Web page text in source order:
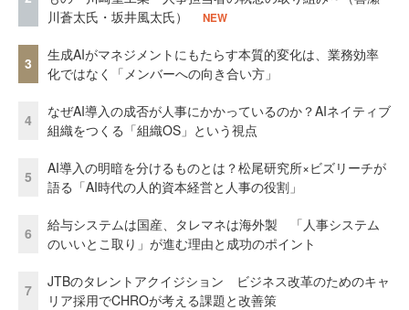
川蒼太氏・坂井風太氏）
NEW
3
生成AIがマネジメントにもたらす本質的変化は、業務効率
化ではなく「メンバーへの向き合い方」
4
なぜAI導入の成否が人事にかかっているのか？AIネイティブ
組織をつくる「組織OS」という視点
5
AI導入の明暗を分けるものとは？松尾研究所×ビズリーチが
語る「AI時代の人的資本経営と人事の役割」
6
給与システムは国産、タレマネは海外製 「人事システム
のいいとこ取り」が進む理由と成功のポイント
7
JTBのタレントアクイジション ビジネス改革のためのキャ
リア採用でCHROが考える課題と改善策